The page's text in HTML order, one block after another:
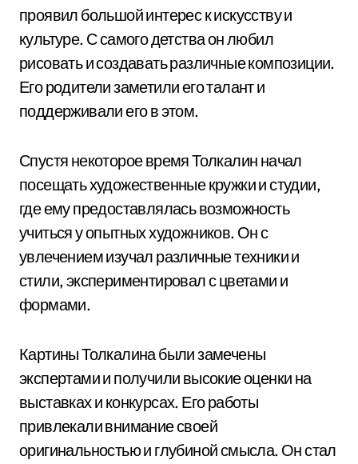
проявил большой интерес к искусству и
культуре. С самого детства он любил
рисовать и создавать различные композиции.
Его родители заметили его талант и
поддерживали его в этом.
Спустя некоторое время Толкалин начал
посещать художественные кружки и студии,
где ему предоставлялась возможность
учиться у опытных художников. Он с
увлечением изучал различные техники и
стили, экспериментировал с цветами и
формами.
Картины Толкалина были замечены
экспертами и получили высокие оценки на
выставках и конкурсах. Его работы
привлекали внимание своей
оригинальностью и глубиной смысла. Он стал